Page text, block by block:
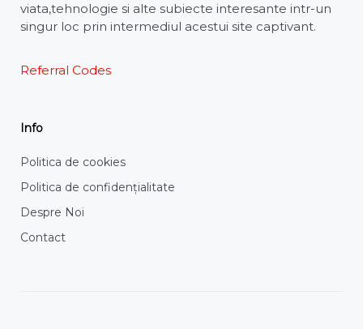
viata,tehnologie si alte subiecte interesante intr-un
singur loc prin intermediul acestui site captivant.
Referral Codes
Info
Politica de cookies
Politica de confidențialitate
Despre Noi
Contact